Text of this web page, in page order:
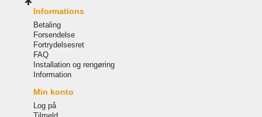
Informations
Betaling
Forsendelse
Fortrydelsesret
FAQ
Installation og rengøring
Information
Min konto
Log på